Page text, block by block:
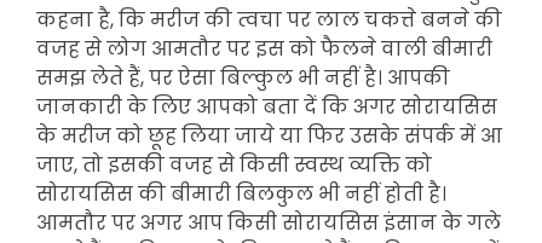
कहना है, कि मरीज की त्वचा पर लाल चकत्ते बनने की
वजह से लोग आमतौर पर इस को फैलने वाली बीमारी
समझ लेते हैं, पर ऐसा बिल्कुल भी नहीं है। आपकी
जानकारी के लिए आपको बता दें कि अगर सोरायसिस
के मरीज को छूह लिया जाये या फिर उसके संपर्क में आ
जाए, तो इसकी वजह से किसी स्वस्थ व्यक्ति को
सोरायसिस की बीमारी बिलकुल भी नहीं होती है।
आमतौर पर अगर आप किसी सोरायसिस इंसान के गले